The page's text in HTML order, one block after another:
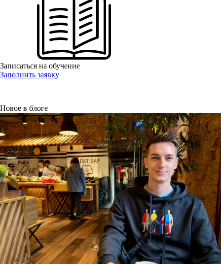
Записаться на обучение
Заполнить заявку
Новое в блоге